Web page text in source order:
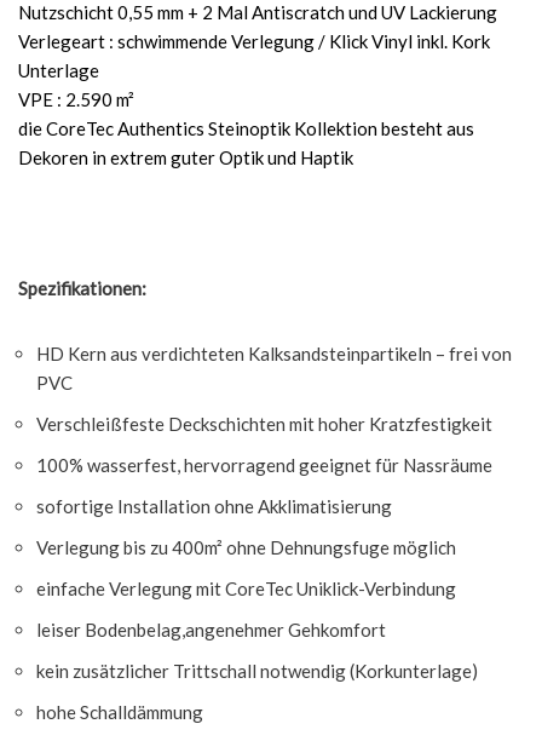
Nutzschicht 0,55 mm + 2 Mal Antiscratch und UV Lackierung
Verlegeart : schwimmende Verlegung / Klick Vinyl inkl. Kork
Unterlage
VPE : 2.590 m²
die CoreTec Authentics Steinoptik Kollektion besteht aus
Dekoren in extrem guter Optik und Haptik
Spezifikationen:
HD Kern aus verdichteten Kalksandsteinpartikeln – frei von
PVC
Verschleißfeste Deckschichten mit hoher Kratzfestigkeit
100% wasserfest, hervorragend geeignet für Nassräume
sofortige Installation ohne Akklimatisierung
Verlegung bis zu 400m² ohne Dehnungsfuge möglich
einfache Verlegung mit CoreTec Uniklick-Verbindung
leiser Bodenbelag,angenehmer Gehkomfort
kein zusätzlicher Trittschall notwendig (Korkunterlage)
hohe Schalldämmung